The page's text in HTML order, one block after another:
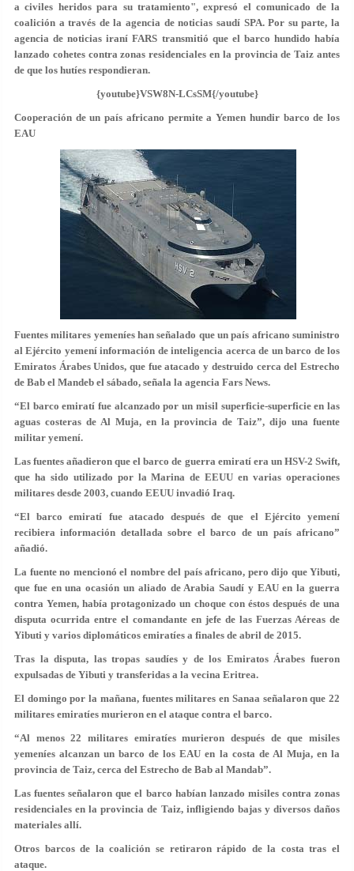
a civiles heridos para su tratamiento", expresó el comunicado de la
coalición a través de la agencia de noticias saudí SPA. Por su parte, la
agencia de noticias iraní FARS transmitió que el barco hundido había
lanzado cohetes contra zonas residenciales en la provincia de Taiz antes
de que los hutíes respondieran.
{youtube}VSW8N-LCsSM{/youtube}
Cooperación de un país africano permite a Yemen hundir barco de los
EAU
Fuentes militares yemeníes han señalado que un país africano suministro
al Ejército yemení información de inteligencia acerca de un barco de los
Emiratos Árabes Unidos, que fue atacado y destruido cerca del Estrecho
de Bab el Mandeb el sábado, señala la agencia Fars News.
“El barco emiratí fue alcanzado por un misil superficie-superficie en las
aguas costeras de Al Muja, en la provincia de Taiz”, dijo una fuente
militar yemení.
Las fuentes añadieron que el barco de guerra emiratí era un HSV-2 Swift,
que ha sido utilizado por la Marina de EEUU en varias operaciones
militares desde 2003, cuando EEUU invadió Iraq.
“El barco emiratí fue atacado después de que el Ejército yemení
recibiera información detallada sobre el barco de un país africano”
añadió.
La fuente no mencionó el nombre del país africano, pero dijo que Yibuti,
que fue en una ocasión un aliado de Arabia Saudí y EAU en la guerra
contra Yemen, había protagonizado un choque con éstos después de una
disputa ocurrida entre el comandante en jefe de las Fuerzas Aéreas de
Yibuti y varios diplomáticos emiratíes a finales de abril de 2015.
Tras la disputa, las tropas saudíes y de los Emiratos Árabes fueron
expulsadas de Yibuti y transferidas a la vecina Eritrea.
El domingo por la mañana, fuentes militares en Sanaa señalaron que 22
militares emiratíes murieron en el ataque contra el barco.
“Al menos 22 militares emiratíes murieron después de que misiles
yemeníes alcanzan un barco de los EAU en la costa de Al Muja, en la
provincia de Taiz, cerca del Estrecho de Bab al Mandab”.
Las fuentes señalaron que el barco habían lanzado misiles contra zonas
residenciales en la provincia de Taiz, infligiendo bajas y diversos daños
materiales allí.
Otros barcos de la coalición se retiraron rápido de la costa tras el
ataque.